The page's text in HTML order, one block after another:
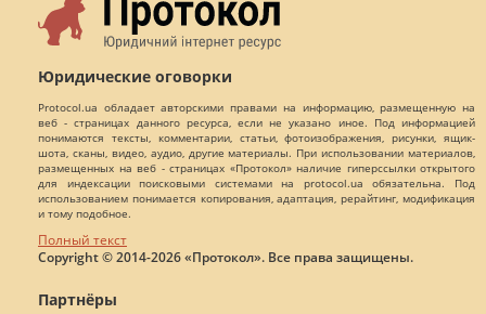
Юридические оговорки
Protocol.ua обладает авторскими правами на информацию, размещенную на
веб - страницах данного ресурса, если не указано иное. Под информацией
понимаются тексты, комментарии, статьи, фотоизображения, рисунки, ящик-
шота, сканы, видео, аудио, другие материалы. При использовании материалов,
размещенных на веб - страницах «Протокол» наличие гиперссылки открытого
для индексации поисковыми системами на protocol.ua обязательна. Под
использованием понимается копирования, адаптация, рерайтинг, модификация
и тому подобное.
Полный текст
Copyright © 2014-2026 «Протокол». Все права защищены.
Партнёры